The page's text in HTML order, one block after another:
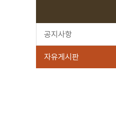
공지사항
자유게시판